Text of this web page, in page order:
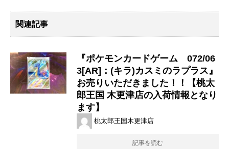
関連記事
『ポケモンカードゲーム 072/06
3[AR]：(キラ)カスミのラプラス』
お売りいただきました！！【桃太
郎王国 木更津店の入荷情報となり
ます】
桃太郎王国木更津店
記事を読む